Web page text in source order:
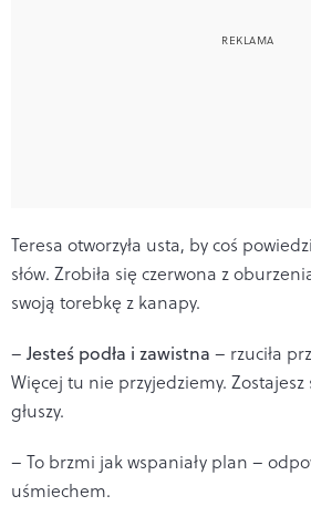
Teresa otworzyła usta, by coś
słów. Zrobiła się czerwona z
swoją torebkę z kanapy.
– Jesteś podła i zawistna – rzuciła
Więcej tu nie przyjedziemy. Zostajesz
głuszy.
– To brzmi jak wspaniały plan –
uśmiechem.